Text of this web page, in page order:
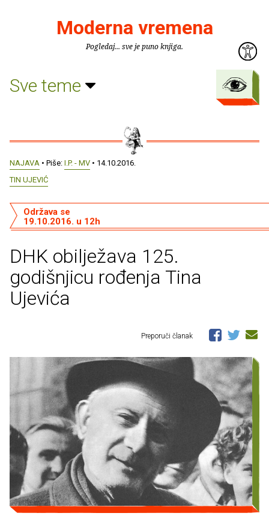
Moderna vremena
Pogledaj... sve je puno knjiga.
Sve teme
NAJAVA • Piše: I.P. - MV • 14.10.2016.
TIN UJEVIĆ
DHK obilježava 125.
godišnjicu rođenja Tina
Ujevića
Održava se
19.10.2016. u 12h
Preporuči članak